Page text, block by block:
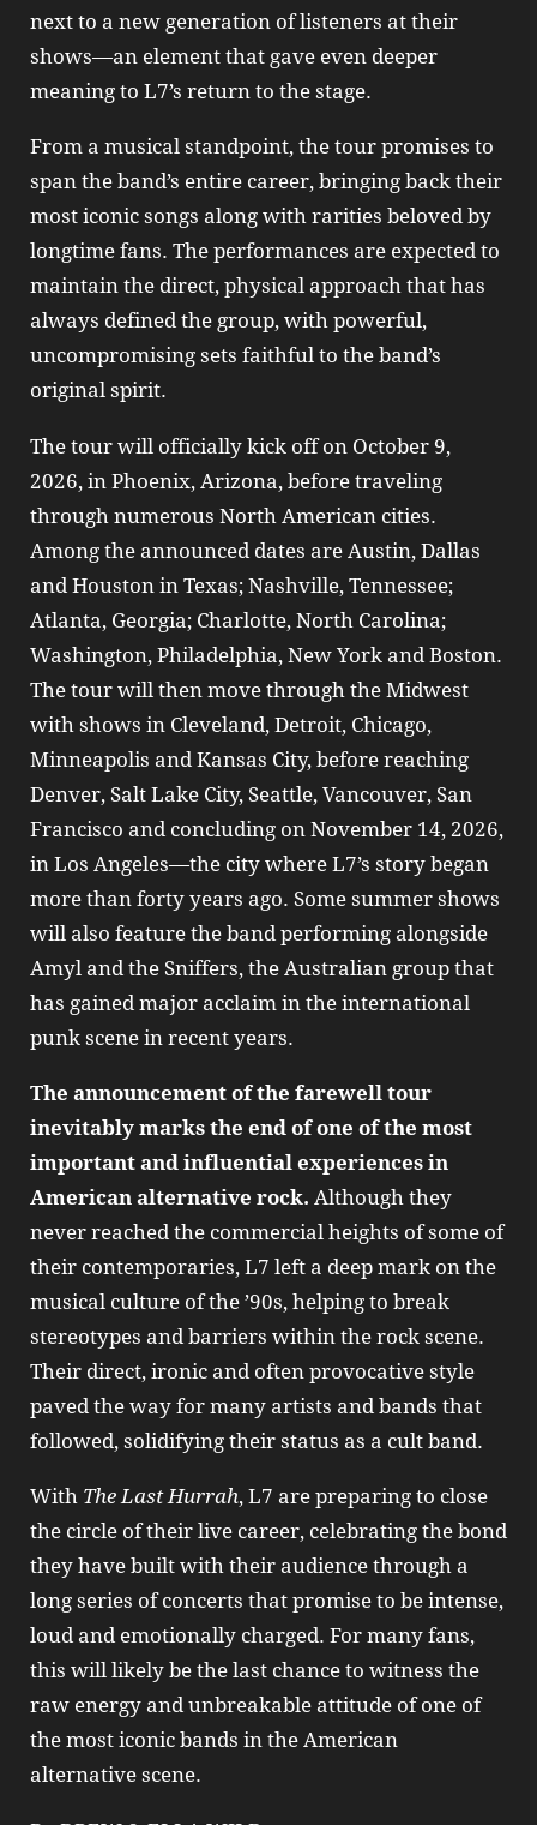
next to a new generation of listeners at their
shows—an element that gave even deeper
meaning to L7’s return to the stage.
From a musical standpoint, the tour promises to
span the band’s entire career, bringing back their
most iconic songs along with rarities beloved by
longtime fans. The performances are expected to
maintain the direct, physical approach that has
always defined the group, with powerful,
uncompromising sets faithful to the band’s
original spirit.
The tour will officially kick off on October 9,
2026, in Phoenix, Arizona, before traveling
through numerous North American cities.
Among the announced dates are Austin, Dallas
and Houston in Texas; Nashville, Tennessee;
Atlanta, Georgia; Charlotte, North Carolina;
Washington, Philadelphia, New York and Boston.
The tour will then move through the Midwest
with shows in Cleveland, Detroit, Chicago,
Minneapolis and Kansas City, before reaching
Denver, Salt Lake City, Seattle, Vancouver, San
Francisco and concluding on November 14, 2026,
in Los Angeles—the city where L7’s story began
more than forty years ago. Some summer shows
will also feature the band performing alongside
Amyl and the Sniffers, the Australian group that
has gained major acclaim in the international
punk scene in recent years.
The announcement of the farewell tour
inevitably marks the end of one of the most
important and influential experiences in
American alternative rock. Although they
never reached the commercial heights of some of
their contemporaries, L7 left a deep mark on the
musical culture of the ’90s, helping to break
stereotypes and barriers within the rock scene.
Their direct, ironic and often provocative style
paved the way for many artists and bands that
followed, solidifying their status as a cult band.
With The Last Hurrah, L7 are preparing to close
the circle of their live career, celebrating the bond
they have built with their audience through a
long series of concerts that promise to be intense,
loud and emotionally charged. For many fans,
this will likely be the last chance to witness the
raw energy and unbreakable attitude of one of
the most iconic bands in the American
alternative scene.